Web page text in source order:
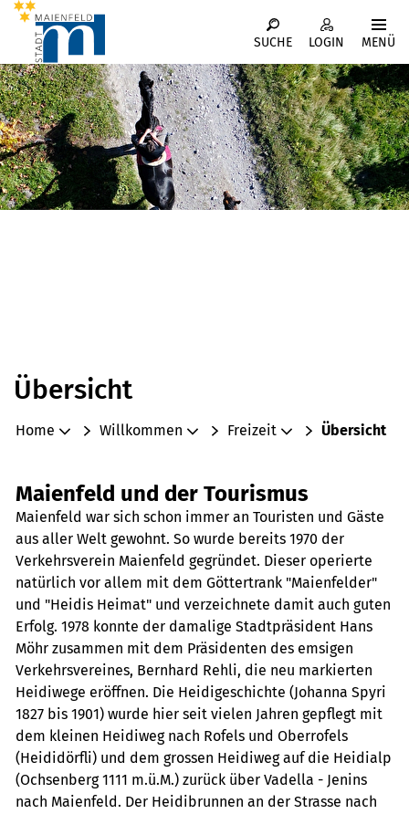
Kopfzeile
LOGIN
SUCHE MENÜ
Inhalt
Übersicht
Home Willkommen Freizeit Übersicht
Maienfeld und der Tourismus
Maienfeld war sich schon immer an Touristen und Gäste
aus aller Welt gewohnt. So wurde bereits 1970 der
Verkehrsverein Maienfeld gegründet. Dieser operierte
natürlich vor allem mit dem Göttertrank "Maienfelder"
und "Heidis Heimat" und verzeichnete damit auch guten
Erfolg. 1978 konnte der damalige Stadtpräsident Hans
Möhr zusammen mit dem Präsidenten des emsigen
Verkehrsvereines, Bernhard Rehli, die neu markierten
Heidiwege eröffnen. Die Heidigeschichte (Johanna Spyri
1827 bis 1901) wurde hier seit vielen Jahren gepflegt mit
dem kleinen Heidiweg nach Rofels und Oberrofels
(Heididörfli) und dem grossen Heidiweg auf die Heidialp
(Ochsenberg 1111 m.ü.M.) zurück über Vadella - Jenins
nach Maienfeld. Der Heidibrunnen an der Strasse nach